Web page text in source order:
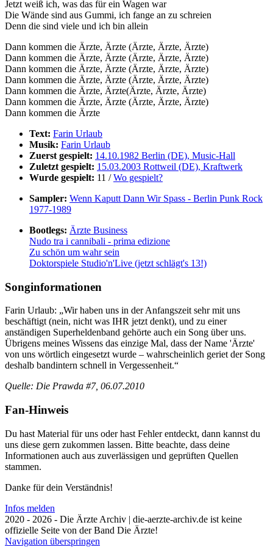
Jetzt weiß ich, was das für ein Wagen war
Die Wände sind aus Gummi, ich fange an zu schreien
Denn die sind viele und ich bin allein
Dann kommen die Ärzte, Ärzte (Ärzte, Ärzte, Ärzte)
Dann kommen die Ärzte, Ärzte (Ärzte, Ärzte, Ärzte)
Dann kommen die Ärzte, Ärzte (Ärzte, Ärzte, Ärzte)
Dann kommen die Ärzte, Ärzte (Ärzte, Ärzte, Ärzte)
Dann kommen die Ärzte, Ärzte(Ärzte, Ärzte, Ärzte)
Dann kommen die Ärzte, Ärzte (Ärzte, Ärzte, Ärzte)
Dann kommen die Ärzte
Text: Farin Urlaub
Musik: Farin Urlaub
Zuerst gespielt: 14.10.1982 Berlin (DE), Music-Hall
Zuletzt gespielt: 15.03.2003 Rottweil (DE), Kraftwerk
Wurde gespielt: 11 /Wo gespielt?
Sampler: Wenn Kaputt Dann Wir Spass - Berlin Punk Rock
1977-1989
Bootlegs: Ärzte Business
Nudo tra i cannibali - prima edizione
Zu schön um wahr sein
Doktorspiele Studio'n'Live (jetzt schlägt's 13!)
Songinformationen
Farin Urlaub: „Wir haben uns in der Anfangszeit sehr mit uns
beschäftigt (nein, nicht was IHR jetzt denkt), und zu einer
anständigen Superheldenband gehörte auch ein Song über uns.
Übrigens meines Wissens das einzige Mal, dass der Name 'Ärzte'
von uns wörtlich eingesetzt wurde – wahrscheinlich geriet der Song
deshalb bandintern schnell in Vergessenheit.“
Quelle: Die Prawda #7, 06.07.2010
Fan-Hinweis
Du hast Material für uns oder hast Fehler entdeckt, dann kannst du
uns diese gern zukommen lassen. Bitte beachte, dass deine
Informationen auch aus zuverlässigen und geprüften Quellen
stammen.
Danke für dein Verständnis!
Infos melden
2020 - 2026 - Die Ärzte Archiv | die-aerzte-archiv.de ist keine
offizielle Seite von der Band Die Ärzte!
Navigation überspringen